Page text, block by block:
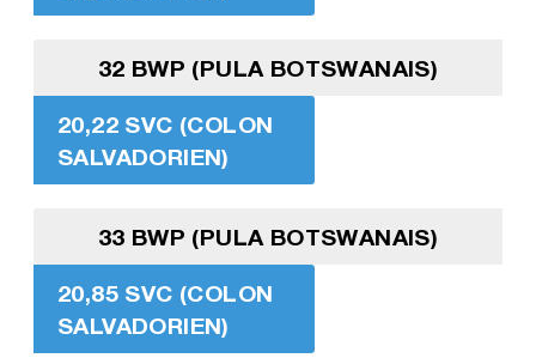
32 BWP (PULA BOTSWANAIS)
20,22 SVC (COLON
SALVADORIEN)
33 BWP (PULA BOTSWANAIS)
20,85 SVC (COLON
SALVADORIEN)